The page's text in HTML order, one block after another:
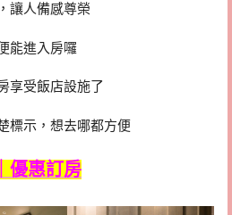
讓人備感尊榮
能進入房囉
享受飯店設施了
標示，想去哪都方便
優惠訂房